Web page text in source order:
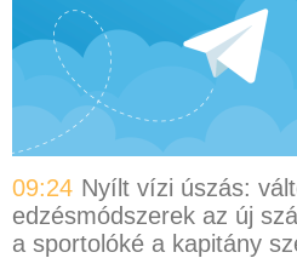
09:24 Nyílt vízi úszás:
edzésmódszerek az új
a sportolóké a kapitány